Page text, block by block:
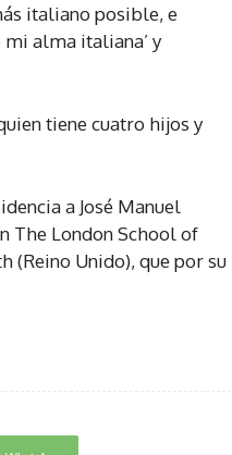
italiano posible, e
mi alma italiana’ y
tiene cuatro hijos y
a José Manuel
The London School of
(Reino Unido), que por su